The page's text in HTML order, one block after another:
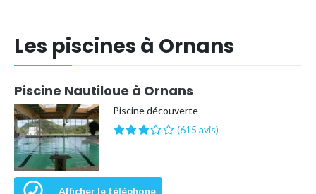
Les piscines à Ornans
Piscine Nautiloue à Ornans
Piscine découverte
(615 avis)
Afficher le téléphone